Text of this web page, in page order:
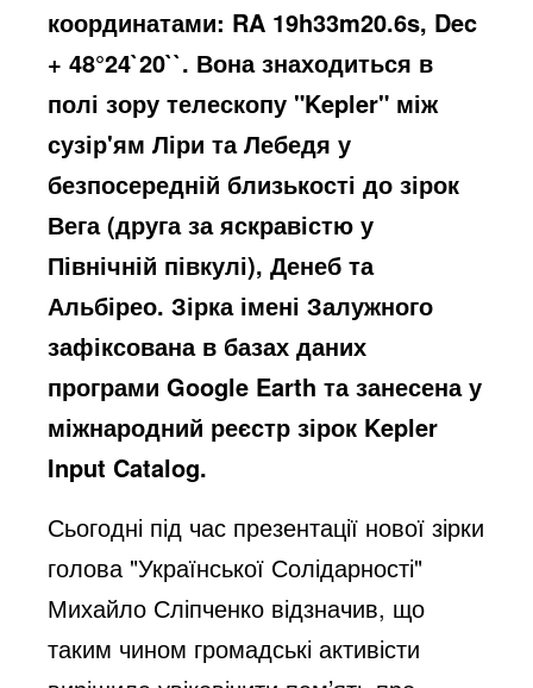
координатами: RA 19h33m20.6s, Dec
+ 48°24`20``. Вона знаходиться в
полі зору телескопу "Kepler" між
сузір'ям Ліри та Лебедя у
безпосередній близькості до зірок
Вега (друга за яскравістю у
Північній півкулі), Денеб та
Альбірео. Зірка імені Залужного
зафіксована в базах даних
програми Google Earth та занесена у
міжнародний реєстр зірок Kepler
Input Catalog.
Сьогодні під час презентації нової зірки
голова "Української Солідарності"
Михайло Сліпченко відзначив, що
таким чином громадські активісти